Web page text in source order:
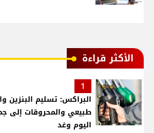
الأكثر قراءة
1
البراكس: تسليم البنزين
طبيعي والمحروقات إلى
اليوم وغد